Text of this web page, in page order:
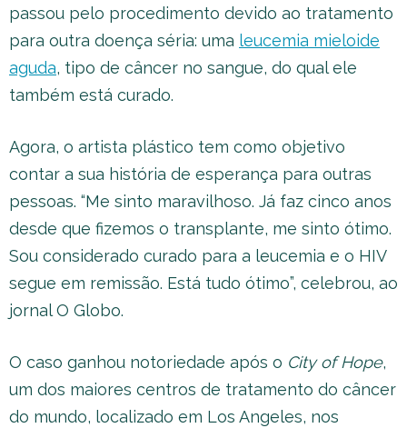
passou pelo procedimento devido ao tratamento
para outra doença séria: uma leucemia mieloide
aguda, tipo de câncer no sangue, do qual ele
também está curado.
Agora, o artista plástico tem como objetivo
contar a sua história de esperança para outras
pessoas. “Me sinto maravilhoso. Já faz cinco anos
desde que fizemos o transplante, me sinto ótimo.
Sou considerado curado para a leucemia e o HIV
segue em remissão. Está tudo ótimo”, celebrou, ao
jornal O Globo.
O caso ganhou notoriedade após o City of Hope,
um dos maiores centros de tratamento do câncer
do mundo, localizado em Los Angeles, nos